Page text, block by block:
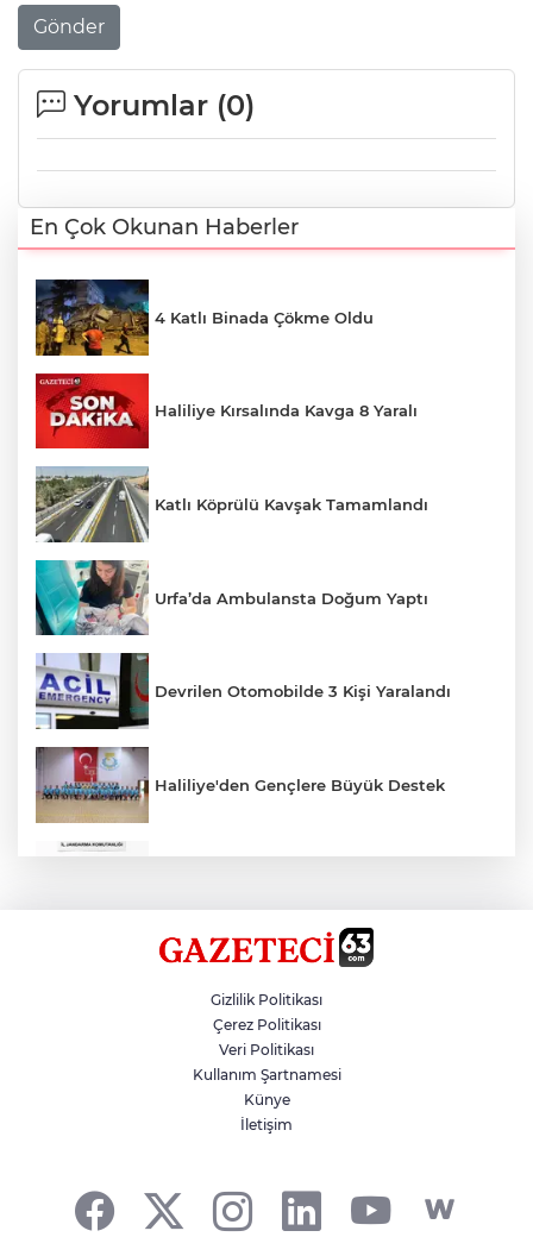
Gönder
Yorumlar (0)
En Çok Okunan Haberler
4 Katlı Binada Çökme Oldu
Haliliye Kırsalında Kavga 8 Yaralı
Katlı Köprülü Kavşak Tamamlandı
Urfa’da Ambulansta Doğum Yaptı
Devrilen Otomobilde 3 Kişi Yaralandı
Haliliye'den Gençlere Büyük Destek
Hikmet Başak’tan Ulaşım Çalışması
Atatürk Bulvarında Asfalt Yenileniyor
Gizlilik Politikası
Çerez Politikası
Veri Politikası
Kullanım Şartnamesi
Künye
İletişim